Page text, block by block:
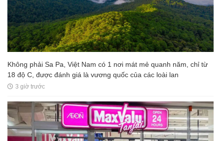
Không phải Sa Pa, Việt Nam có 1 nơi mát mẻ quanh năm, chỉ từ
18 độ C, được đánh giá là vương quốc của các loài lan
3 giờ trước